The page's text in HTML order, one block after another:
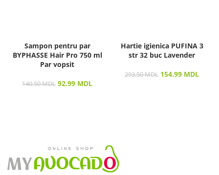
Sampon pentru par
BYPHASSE Hair Pro 750 ml
Par vopsit
140.50MDL 92.99 MDL
Hartie igienica PUFINA 3
str 32 buc Lavender
293.50MDL 154.99 MDL